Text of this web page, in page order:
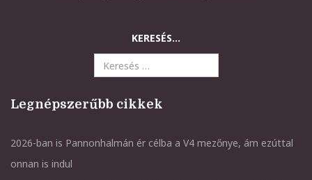
KERESÉS...
Legnépszerűbb cikkek
2026-ban is Pannonhalmán ér célba a V4 mezőnye, ám ezúttal
onnan is indul